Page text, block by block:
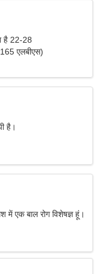
है 22-28
एलबीएस)
है।
में एक बाल रोग विशेषज्ञ हूं।